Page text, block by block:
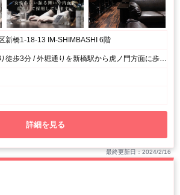
新橋1-18-13 IM-SHIMBASHI 6階
詳細を見る
最終更新日：2024/2/16